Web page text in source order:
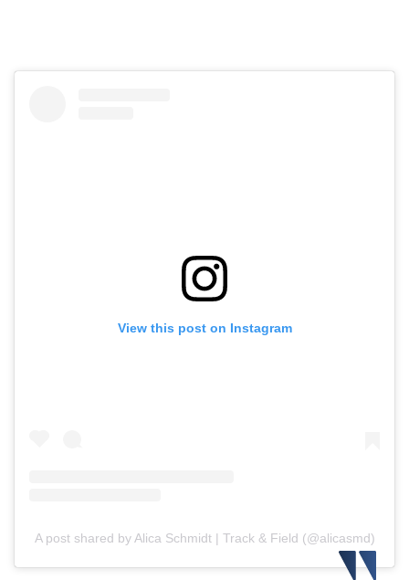
View this post on Instagram
A post shared by Alica Ѕchmidt | Track & Field (@alicasmd)